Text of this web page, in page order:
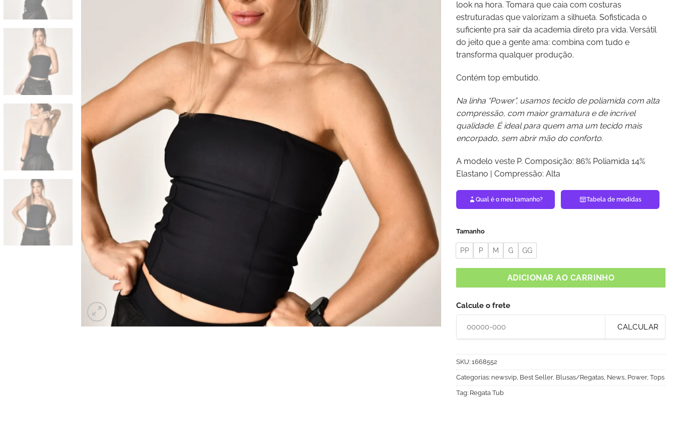
look na hora. Tomara que caia com costuras
estruturadas que valorizam a silhueta. Sofisticada o
suficiente pra sair da academia direto pra vida. Versátil
do jeito que a gente ama: combina com tudo e
transforma qualquer produção.
Contém top embutido.
Na linha “Power”, usamos tecido de poliamida com alta
compressão, com maior gramatura e de incrível
qualidade. É ideal para quem ama um tecido mais
encorpado, sem abrir mão do conforto.
A modelo veste P. Composição: 86% Poliamida 14%
Elastano | Compressão: Alta
Qual é o meu tamanho? Tabela de medidas
Tamanho
PP P M G GG
ADICIONAR AO CARRINHO
Calcule o frete
CALCULAR
SKU: 1668552
Categorias: newsvip, Best Seller, Blusas/Regatas, News, Power, Tops
Tag: Regata Tub